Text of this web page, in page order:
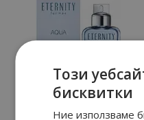
Този
бисквитки
Ние използваме